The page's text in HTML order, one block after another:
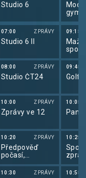
Studio 6
07:00 ZPRÁVY
Studio 6 II
08:00 ZPRÁVY
Studio ČT24
10:00 ZPRÁVY
Zprávy ve 12
10:20 ZPRÁVY
Předpověď
počasí,
sportovní
zprávy
10:30 ZPRÁVY
ME v
2026
09:15
sport:
sport
09:45
Golf:
10:05
10:25
10:55